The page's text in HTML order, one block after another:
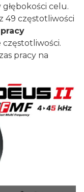
celu.
49 częstotliwości
częstotliwości.
pracy na